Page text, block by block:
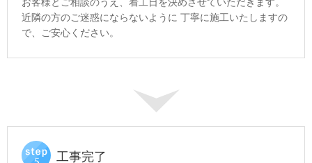
近隣の方のご迷惑にならないように 丁寧に施工いたしますの
で、ご安心ください。
工事完了